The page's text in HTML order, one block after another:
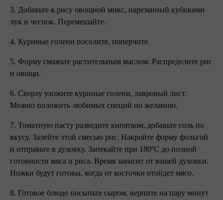
3. Добавьте к рису овощной микс, нарезанный кубиками
лук и чеснок. Перемешайте.
4. Куриные голени посолите, поперчите.
5. Форму смажьте растительным маслом. Распределите рис
и овощи.
6. Сверху уложите куриные голени, лавровый лист.
Можно положить любимых специй по желанию.
7. Томатную пасту разведите кипятком, добавьте соль по
вкусу. Залейте этой смесью рис. Накройте форму фольгой
и отправьте в духовку. Запекайте при 180ºC до полной
готовности мяса и риса. Время зависит от вашей духовки.
Ножки будут готовы, когда от косточки отойдет мясо.
8. Готовое блюдо посыпьте сыром, верните на пару минут